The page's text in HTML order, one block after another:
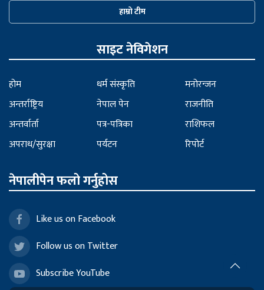
हाम्रो टीम
साइट नेविगेशन
होम
अन्तर्राष्ट्रिय
अन्तर्वार्ता
अपराध/सुरक्षा
धर्म संस्कृति
नेपाल पेन
पत्र-पत्रिका
पर्यटन
मनोरन्जन
राजनीति
राशिफल
रिपोर्ट
नेपालीपेन फलो गर्नुहोस
Like us on Facebook
Follow us on Twitter
Subscribe YouTube